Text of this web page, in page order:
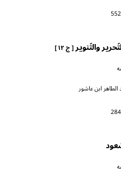
552
والتّنوير[ ج ١٢ ]
ابن عاشور
284